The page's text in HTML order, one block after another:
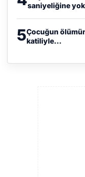
saniyeliğine
5Çocuğun
katiliyle...